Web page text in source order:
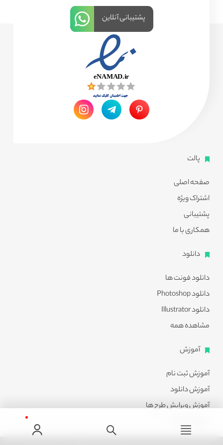
پالت
صفحه اصلی
اشتراک ویژه
پشتیبانی
همکاری با ما
دانلود
دانلود فونت ها
دانلود Photoshop
دانلود Illustrator
مشاهده همه
آموزش
آموزش ثبت نام
آموزش دانلود
آموزش ویرایش طرح ها
مشاهده همه
پشتیبانی آنلاین